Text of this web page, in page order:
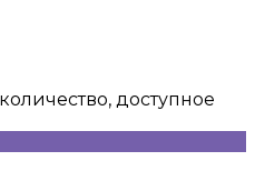
доступное